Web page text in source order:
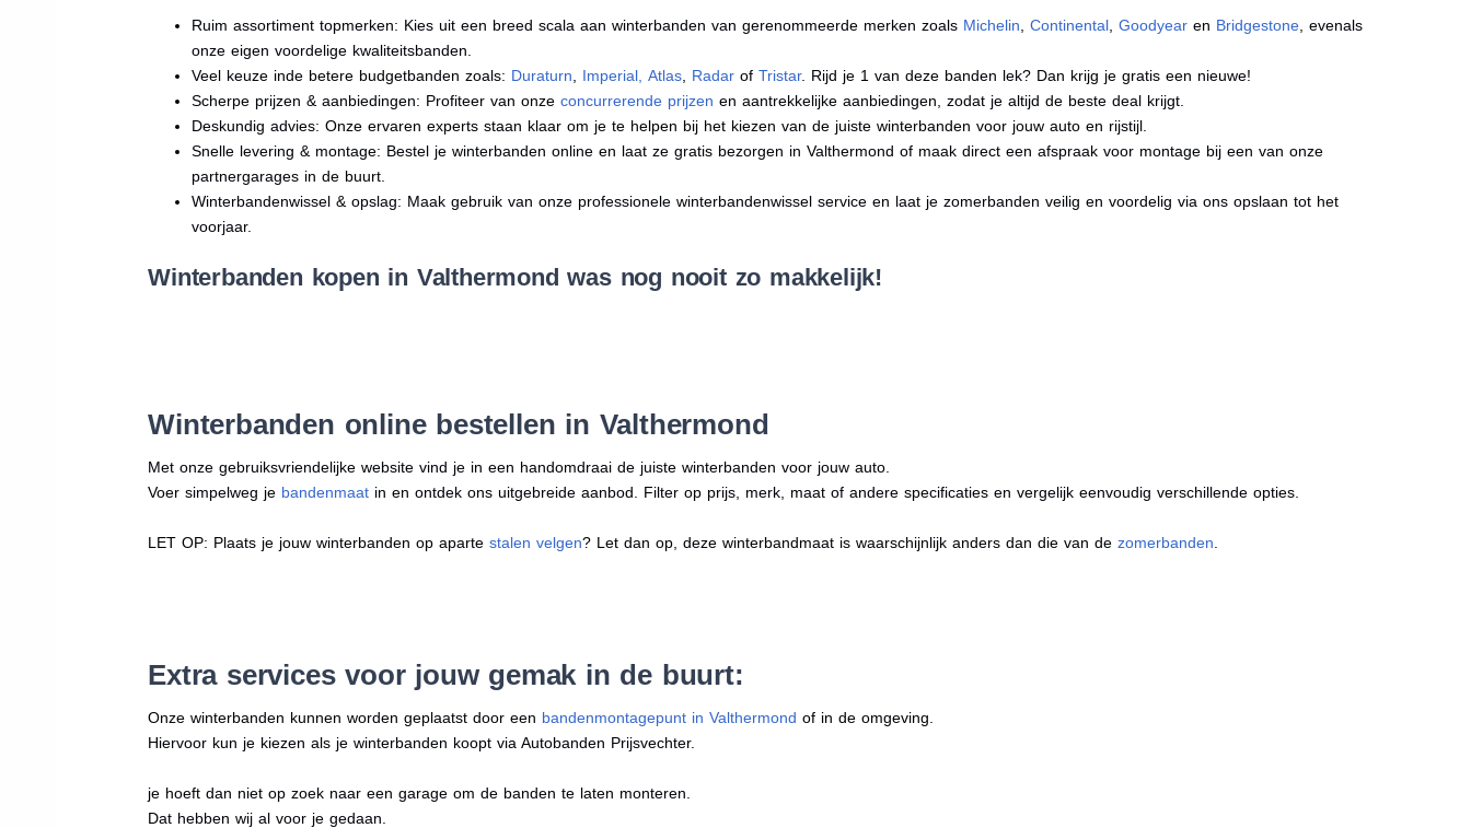
Ruim assortiment topmerken: Kies uit een breed scala aan winterbanden van gerenommeerde merken zoals Michelin ,Continental ,Goodyear en Bridgestone , evenals
onze eigen voordelige kwaliteitsbanden.
Veel keuze inde betere budgetbanden zoals: Duraturn Imperial Atlas Radar ofTristar. Rijd je 1 van deze banden lek? Dan krijg je gratis een nieuwe!
Scherpe prijzen & aanbiedingen: Profiteer van onzeconcurrerende prijzen en aantrekkelijke aanbiedingen, zodat je altijd de beste deal krijgt.
Deskundig advies: Onze ervaren experts staan klaar om je te helpen bij het kiezen van de juiste winterbanden voor jouw auto en rijstijl.
Snelle levering & montage: Bestel je winterbanden online en laat ze gratis bezorgen in Valthermond of maak direct een afspraak voor montage bij een van onze
partnergarages in de buurt.
Winterbandenwissel & opslag: Maak gebruik van onze professionele winterbandenwissel service en laat je zomerbanden veilig en voordelig via ons opslaan tot het
voorjaar.
Winterbanden kopen in Valthermond was nog nooit zo makkelijk!
Winterbanden online bestellen in Valthermond
Met onze gebruiksvriendelijke website vind je in een handomdraai de juiste winterbanden voor jouw auto.
Voer simpelweg je bandenmaat in en ontdek ons uitgebreide aanbod. Filter op prijs, merk, maat of andere specificaties en vergelijk eenvoudig verschillende opties.
LET OP: Plaats je jouw winterbanden op apartestalen velgen? Let dan op, deze winterbandmaat is waarschijnlijk anders dan die van dezomerbanden
Extra services voor jouw gemak in de buurt:
Onze winterbanden kunnen worden geplaatst door een bandenmontagepunt in Valthermond of in de omgeving.
Hiervoor kun je kiezen als je winterbanden koopt via Autobanden Prijsvechter.
je hoeft dan niet op zoek naar een garage om de banden te laten monteren.
Dat hebben wij al voor je gedaan.